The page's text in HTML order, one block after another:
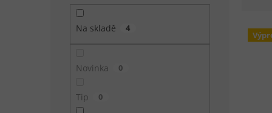
Na skladě 4
Novinka 0
Tip 0